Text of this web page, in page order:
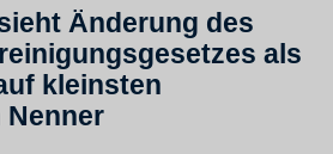
Änderung des
als
kleinsten
Nenner